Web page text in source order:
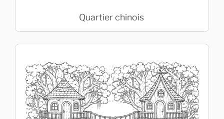
Quartier chinois